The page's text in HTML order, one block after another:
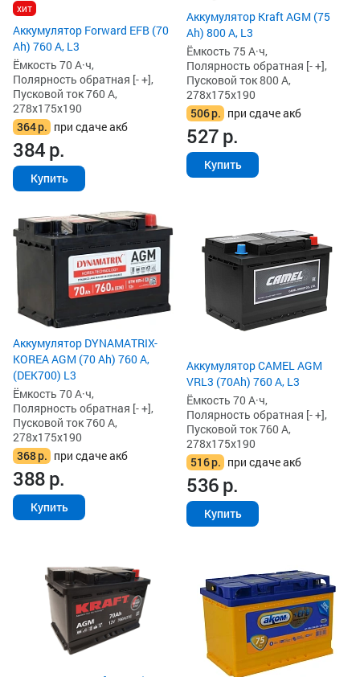
хит
Аккумулятор Forward EFB (70
Ah) 760 А, L3
Ёмкость 70 А·ч,
Полярность обратная [- +],
Пусковой ток 760 А,
278x175x190
364р. при сдаче акб
384р.
Купить
Аккумулятор Kraft AGM (75
Ah) 800 А, L3
Ёмкость 75 А·ч,
Полярность обратная [- +],
Пусковой ток 800 А,
278x175x190
506р. при сдаче акб
527р.
Купить
Аккумулятор DYNAMATRIX-
KOREA AGM (70 Ah) 760 А,
(DEK700) L3
Ёмкость 70 А·ч,
Полярность обратная [- +],
Пусковой ток 760 А,
278x175x190
368р. при сдаче акб
388р.
Купить
Аккумулятор CAMEL AGM
VRL3 (70Ah) 760 А, L3
Ёмкость 70 А·ч,
Полярность обратная [- +],
Пусковой ток 760 А,
278x175x190
516р. при сдаче акб
536р.
Купить